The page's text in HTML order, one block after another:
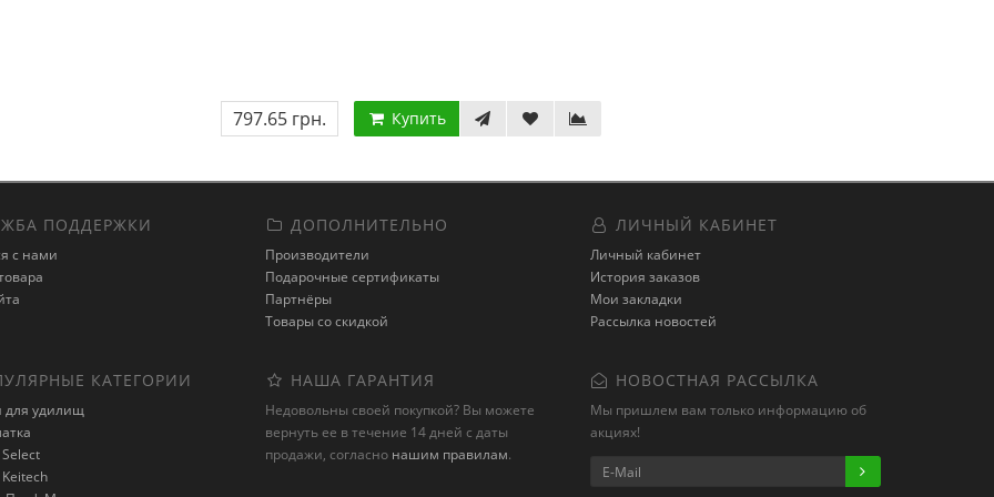
797.65 грн. Купить
ПОДДЕРЖКИ
с нами
ДОПОЛНИТЕЛЬНО
Производители
Подарочные сертификаты
Партнёры
Товары со скидкой
ЛИЧНЫЙ КАБИНЕТ
Личный кабинет
История заказов
Мои закладки
Рассылка новостей
КАТЕГОРИИ
для удилищ
НАША ГАРАНТИЯ
Недовольны своей покупкой? Вы можете
вернуть ее в течение 14 дней с даты
продажи, согласно нашим правилам.
НОВОСТНАЯ РАССЫЛКА
Мы пришлем вам только информацию об
акциях!